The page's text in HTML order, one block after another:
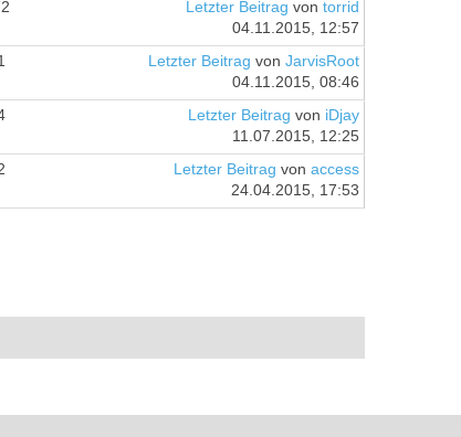
Letzter Beitrag von torrid
04.11.2015, 12:57
Letzter Beitrag von JarvisRoot
04.11.2015, 08:46
Letzter Beitrag von iDjay
11.07.2015, 12:25
Letzter Beitrag von access
24.04.2015, 17:53